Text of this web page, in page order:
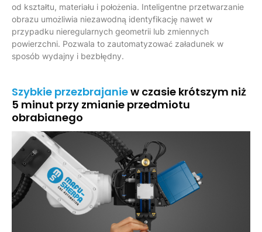
od kształtu, materiału i położenia. Inteligentne przetwarzanie
obrazu umożliwia niezawodną identyfikację nawet w
przypadku nieregularnych geometrii lub zmiennych
powierzchni. Pozwala to zautomatyzować załadunek w
sposób wydajny i bezbłędny.
Szybkie przezbrajaniew czasie krótszym niż
5 minut przy zmianie przedmiotu
obrabianego